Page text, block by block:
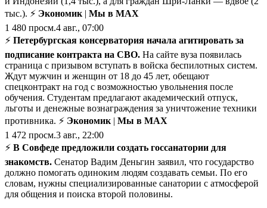
тыс.). ⚡ Экономик | Мы в MAX
1 480 просм.4 авг., 07:00
⚡️ Петербургская консерватория начала агитировать за
подписание контракта на СВО. На сайте вуза появилась
страница с призывом вступать в войска беспилотных систем.
Ждут мужчин и женщин от 18 до 45 лет, обещают
спецконтракт на год с возможностью увольнения после
обучения. Студентам предлагают академический отпуск,
льготы и денежные вознаграждения за уничтожение техники
противника. ⚡ Экономик | Мы в MAX
1 472 просм.3 авг., 22:00
⚡️ В Совфеде предложили создать госсанатории для
знакомств. Сенатор Вадим Деньгин заявил, что государство
должно помогать одиноким людям создавать семьи. По его
словам, нужны специализированные санатории с атмосферой
для общения и поиска второй половины.